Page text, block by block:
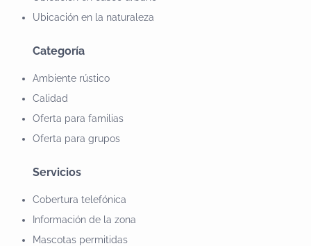
•Escalada •Observación fauna y flora
Ubicación en la naturaleza
Categoría
Ambiente rústico
Calidad
Oferta para familias
Oferta para grupos
Servicios
Cobertura telefónica
Información de la zona
Mascotas permitidas